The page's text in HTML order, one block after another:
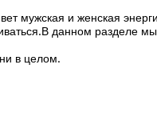
мужская и женская
данном разделе
в целом.